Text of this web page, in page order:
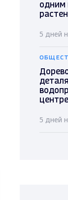
одним
5 дней
центре
5 дней